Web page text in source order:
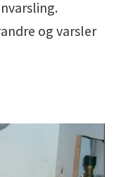
og varsler